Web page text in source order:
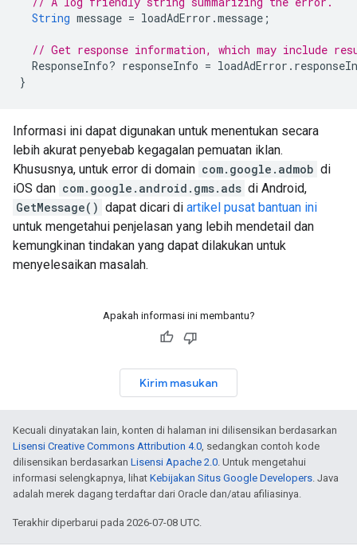
String message = loadAdError .message ;
// Get response information, which may include
ResponseInfo? responseInfo = loadAdError .
}
Informasi ini dapat digunakan untuk menentukan secara
lebih akurat penyebab kegagalan pemuatan iklan.
Khususnya, untuk error di domain com.google.admob di
iOS dan com.google.android.gms.ads di Android,
GetMessage() dapat dicari di artikel pusat bantuan ini
untuk mengetahui penjelasan yang lebih mendetail dan
kemungkinan tindakan yang dapat dilakukan untuk
menyelesaikan masalah.
Apakah informasi ini membantu?
Kirim masukan
Kecuali dinyatakan lain, konten di halaman ini dilisensikan berdasarkan
Lisensi Creative Commons Attribution 4.0, sedangkan contoh kode
dilisensikan berdasarkan Lisensi Apache 2.0. Untuk mengetahui
informasi selengkapnya, lihat Kebijakan Situs Google Developers. Java
adalah merek dagang terdaftar dari Oracle dan/atau afiliasinya.
Terakhir diperbarui pada 2026-07-08 UTC.